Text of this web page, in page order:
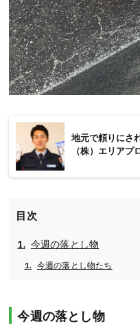
地元で頼りにさ
（株）エリアプ
目次
今週の落とし物
今週の落とし物たち
今週の落とし物